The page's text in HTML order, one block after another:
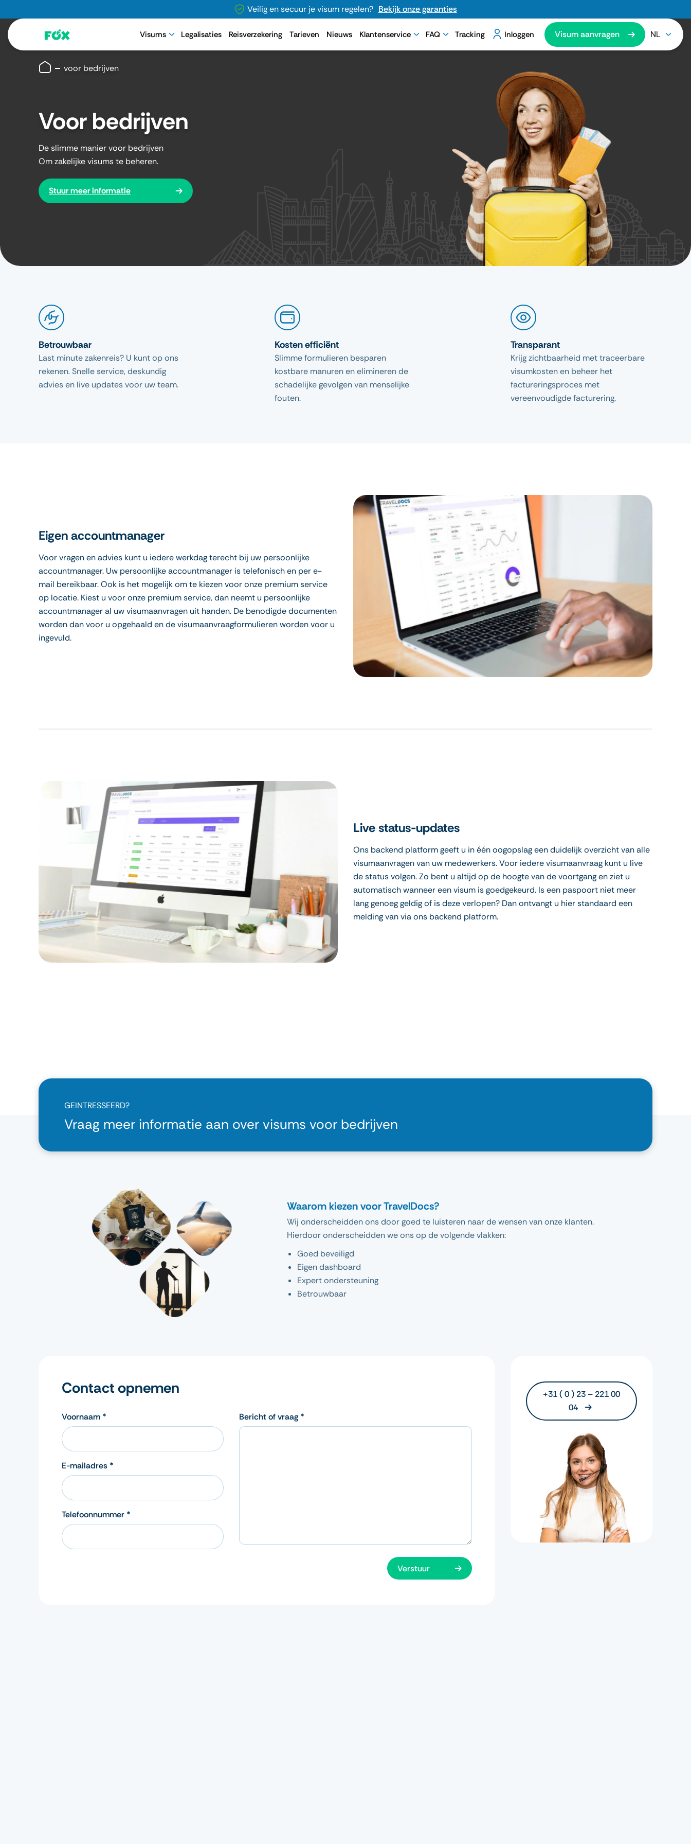
Veilig en secuur je visum regelen? Bekijk onze garanties
Visums Legalisaties Reisverzekering Tarieven Nieuws Klantenservice FAQ Tracking Inloggen Visum aanvragen NL
voor bedrijven
Voor bedrijven
De slimme manier voor bedrijven
Om zakelijke visums te beheren.
Stuur meer informatie
Betrouwbaar
Last minute zakenreis? U kunt op ons
rekenen. Snelle service, deskundig
advies en live updates voor uw team.
Kosten efficiënt
Slimme formulieren besparen
kostbare manuren en elimineren de
schadelijke gevolgen van menselijke
fouten.
Transparant
Krijg zichtbaarheid met traceerbare
visumkosten en beheer het
factureringsproces met
vereenvoudigde facturering.
Eigen accountmanager
Voor vragen en advies kunt u iedere werkdag terecht bij uw persoonlijke
accountmanager. Uw persoonlijke accountmanager is telefonisch en per e-
mail bereikbaar. Ook is het mogelijk om te kiezen voor onze premium service
op locatie. Kiest u voor onze premium service, dan neemt u persoonlijke
accountmanager al uw visumaanvragen uit handen. De benodigde documenten
worden dan voor u opgehaald en de visumaanvraagformulieren worden voor u
ingevuld.
Live status-updates
Ons backend platform geeft u in één oogopslag een duidelijk overzicht van alle
visumaanvragen van uw medewerkers. Voor iedere visumaanvraag kunt u live
de status volgen. Zo bent u altijd op de hoogte van de voortgang en ziet u
automatisch wanneer een visum is goedgekeurd. Is een paspoort niet meer
lang genoeg geldig of is deze verlopen? Dan ontvangt u hier standaard een
melding van via ons backend platform.
GEINTRESSEERD?
Vraag meer informatie aan over visums voor bedrijven
Waarom kiezen voor TravelDocs?
Wij onderscheidden ons door goed te luisteren naar de wensen van onze klanten.
Hierdoor onderscheidden we ons op de volgende vlakken:
Goed beveiligd
Eigen dashboard
Expert ondersteuning
Betrouwbaar
+31 ( 0 ) 23 – 221 00
04
Contact opnemen
Voornaam *
E-mailadres *
Telefoonnummer *
Bericht of vraag *
Verstuur